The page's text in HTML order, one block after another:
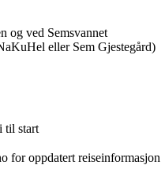
og ved Semsvannet
eller Sem Gjestegård)
til start
for oppdatert reiseinformasjon